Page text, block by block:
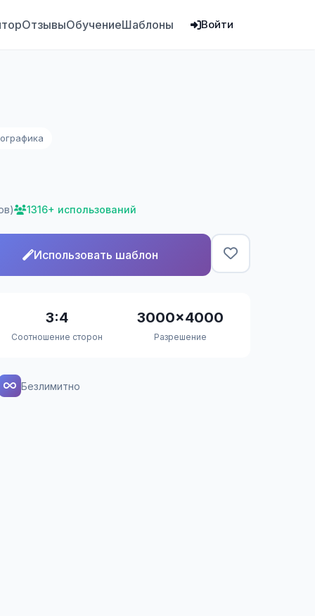
ОтзывыОбучениеШаблоны Войти
1316+ использований
Использовать шаблон
3:4
Соотношение сторон
3000×4000
Разрешение
Безлимитно